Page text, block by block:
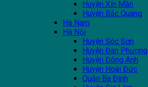
Huyện Xín Mần
Huyện Bắc Quang
Hà Nam
Hà Nội
Huyện Sóc Sơn
Huyện Đan Phượng
Huyện Đông Anh
Huyện Hoài Đức
Quận Ba Đình